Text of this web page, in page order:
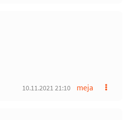
meja
10.11.2021 21:10